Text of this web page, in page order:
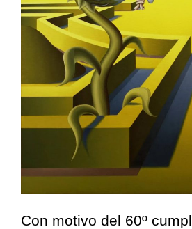
Con motivo del 60º